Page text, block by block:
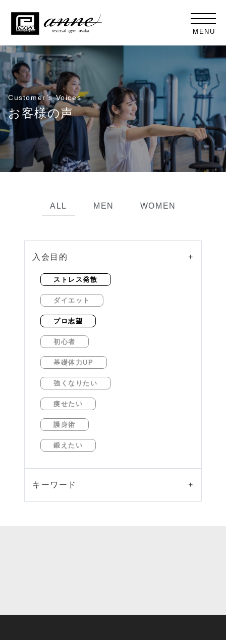
MENU
ALL MEN WOMEN
入会目的 +
ストレス発散
ダイエット
プロ志望
初心者
基礎体力UP
強くなりたい
痩せたい
護身術
鍛えたい
キーワード +
Customer’s Voices
お客様の声